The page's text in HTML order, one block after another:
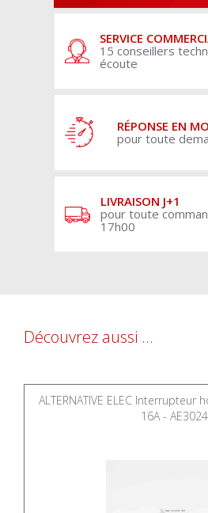
SERVICE
15 conseillers
écoute
RÉPONSE EN
pour toute
LIVRAISON J+1
pour toute
17h00
Découvrez aussi ...
ALTERNATIVE ELEC
16A -